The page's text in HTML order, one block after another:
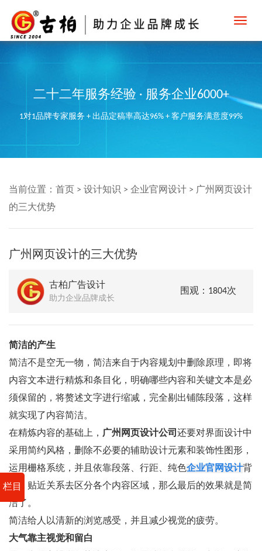
二十二年服务经验 · 服务企业6000+
1对1品牌专家服务 + 出品定稿率高达96% + 客户服务满意度99%
栏目
当前位置： 首页 > 设计知识 > 企业官网设计 > 广州网页设计
的三大优势
广州网页设计的三大优势
古柏广告设计
助力企业品牌成长
围观：1804次
简洁的产生
简洁不是空无一物，简洁来自于内容规划中删除原理，即将
内容文本进行精炼和条目化，明确哪些内容和关键文本是必
须保留的，将赘述文字进行缩减，完全剔出铺陈段落，这样
就实现了内容简洁。
在精炼内容的基础上， 广州网页设计公司 还要对界面设计中
采用简约风格，删除不必要的辅助设计元素和装饰性图形，
运用栅格系统，并且依靠段落、行距、纯色企业官网设计背
景、贴近关系去区分各个内容区域，那么最后的效果就是简
洁了。
简洁给人以清新的浏览感受，并且减少视觉的疲劳。
大气靠主视觉和留白